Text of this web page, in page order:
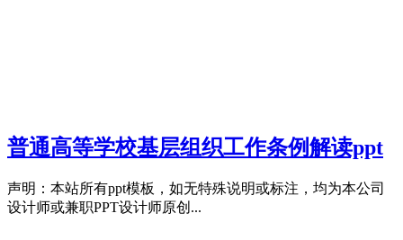
普通高等学校基层组织工作条例解读ppt
声明：本站所有ppt模板，如无特殊说明或标注，均为本公司
设计师或兼职PPT设计师原创...